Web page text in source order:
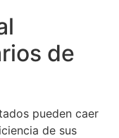
de
pueden caer
de sus